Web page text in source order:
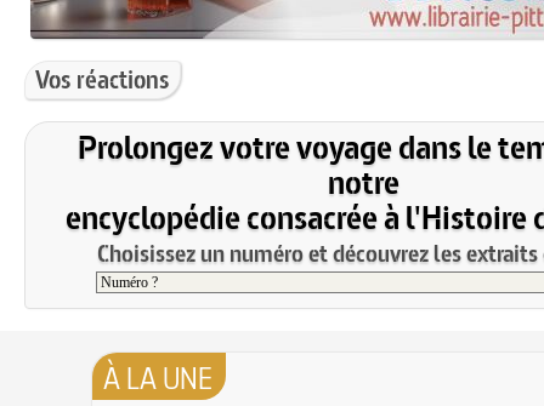
Vos réactions
Prolongez votre voyage dans le
notre
encyclopédie consacrée à l'Histoire
Choisissez un numéro et découvrez les
À LA UNE